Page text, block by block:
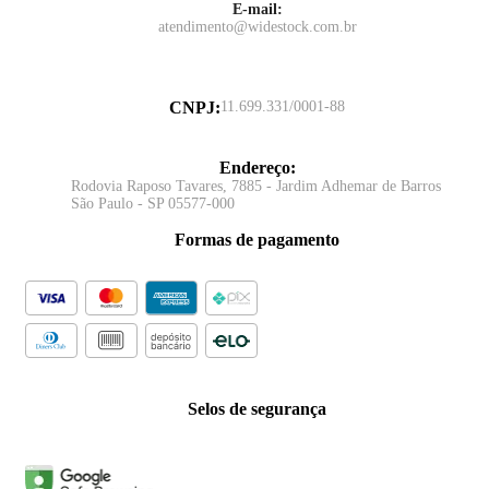
E-mail:
atendimento@widestock.com.br
CNPJ:11.699.331/0001-88
Endereço:
Rodovia Raposo Tavares, 7885 - Jardim Adhemar de Barros
São Paulo - SP 05577-000
Formas de pagamento
Selos de segurança